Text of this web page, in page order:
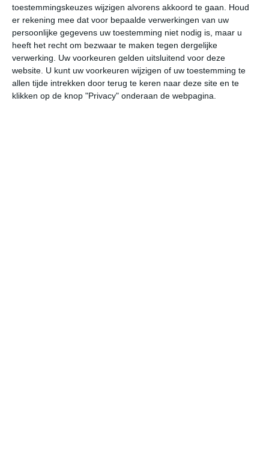
toestemmingskeuzes wijzigen alvorens akkoord te gaan.
Houd
er rekening mee dat voor bepaalde verwerkingen van uw
persoonlijke gegevens uw toestemming niet nodig is, maar u
heeft het recht om bezwaar te maken tegen dergelijke
verwerking. Uw voorkeuren gelden uitsluitend voor deze
website. U kunt uw voorkeuren wijzigen of uw toestemming te
allen tijde intrekken door terug te keren naar deze site en te
klikken op de knop "Privacy" onderaan de webpagina.
16:00 19:00 22:00 01:00 04:00
16:00 19:00 22:00 01:00 04:00